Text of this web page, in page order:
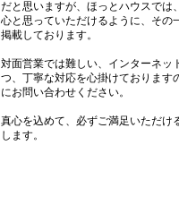
だと思いますが、ほっとハウスでは
心と思っていただけるように、その
掲載しております。
対面営業では難しい、インターネッ
つ、丁寧な対応を心掛けております
にお問い合わせください。
真心を込めて、必ずご満足いただけ
します。